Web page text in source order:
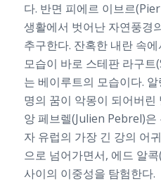
다. 반면 피에르 이브르
생활에서 벗어난 자연풍경
추구한다. 잔혹한 내란 속
모습이 바로 스테판 라구
는 베이루트의 모습이다.
명의 꿈이 악몽이 되어버린
앙 페브렐(Julien Pebrel)
자 유럽의 가장 긴 강의 어
으로 넘어가면서, 에드 알
사이의 이중성을 탐험한다.